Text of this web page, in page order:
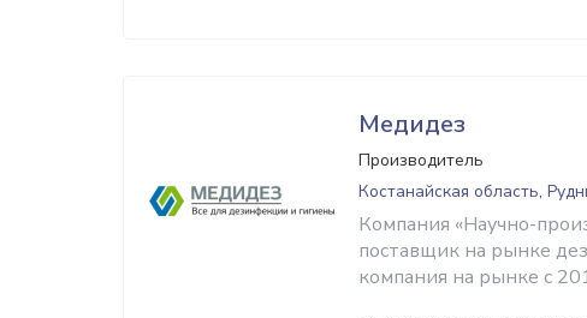
Медидез
Производитель
Костанайская область,
Компания «Научно-
поставщик на рынке
компания на рынке с